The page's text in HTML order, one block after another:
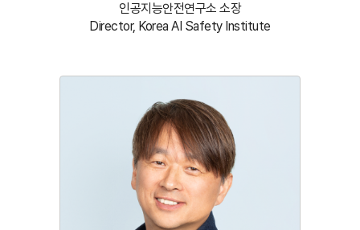
인공지능안전연구소 소장
Director, Korea AI Safety Institute